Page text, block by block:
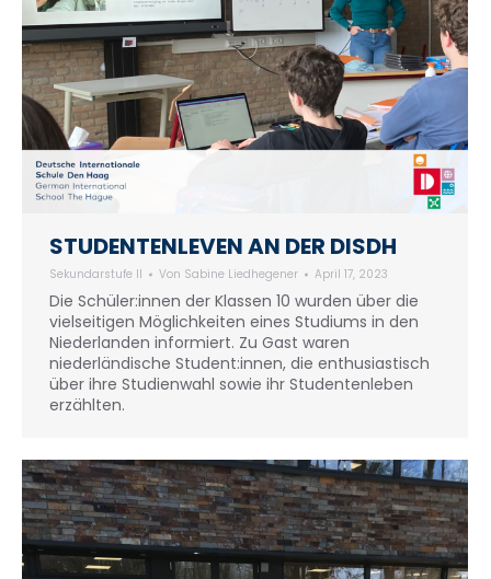
STUDENTENLEVEN AN DER DISDH
Sekundarstufe II Von Sabine Liedhegener April 17, 2023
Die Schüler:innen der Klassen 10 wurden über die
vielseitigen Möglichkeiten eines Studiums in den
Niederlanden informiert. Zu Gast waren
niederländische Student:innen, die enthusiastisch
über ihre Studienwahl sowie ihr Studentenleben
erzählten.